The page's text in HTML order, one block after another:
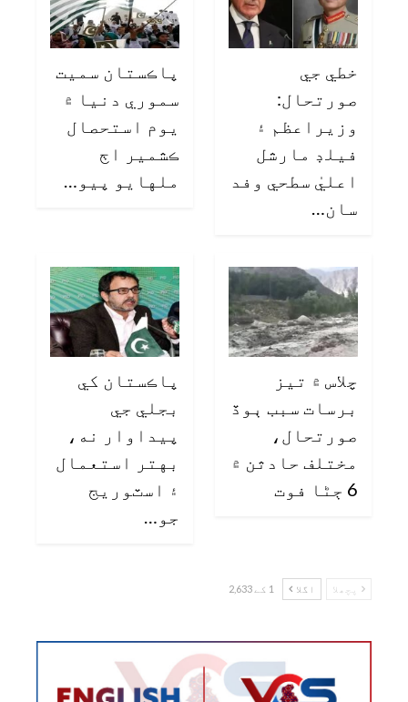
خطي جي
صورتحال:
وزيراعظم ۽
فيلڊ مارشل
اعليٰ سطحي وفد
سان…
پاڪستان سميت
سموري دنيا ۾
يوم استحصال
ڪشمير اڄ
ملهايو پيو…
چلاس ۾ تيز
برسات سبب ٻوڏ
صورتحال،
مختلف حادثن ۾
6 ڄڻا فوت
پاڪستان کي
بجلي جي
پيداوار نه،
بهتر استعمال
۽ اسٽوريج
جو…
پچھلا اگلا 1 کے 2,633